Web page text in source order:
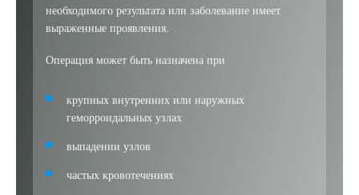
необходимого результата или заболевание имеет
выраженные проявления.
Операция может быть назначена при
крупных внутренних или наружных
геморроидальных узлах
выпадении узлов
частых кровотечениях